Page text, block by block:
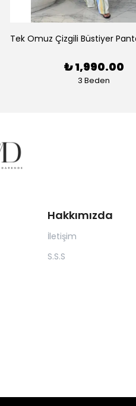
₺ 1,990.00
3 Beden
Hakkımızda
İletişim
S.S.S